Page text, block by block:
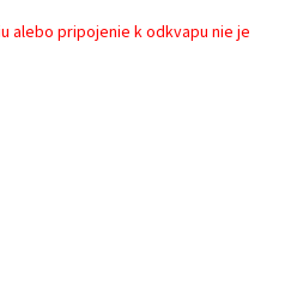
alebo pripojenie k odkvapu nie je